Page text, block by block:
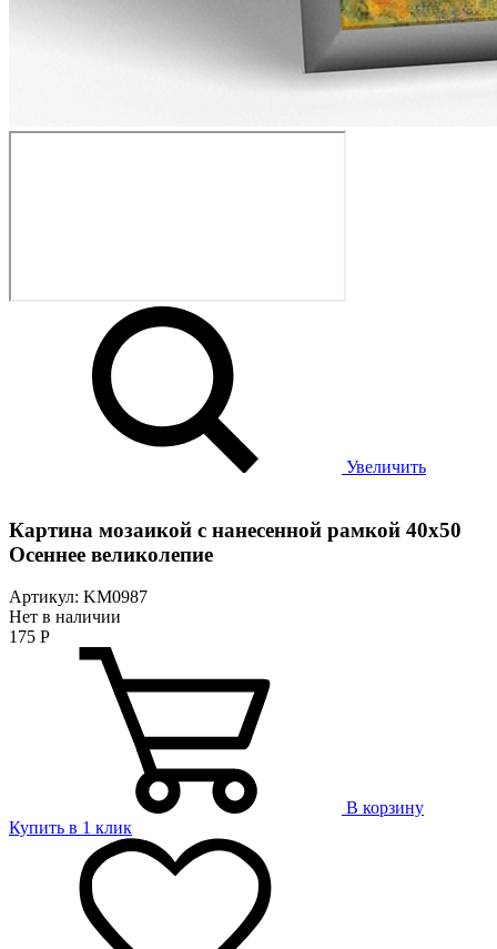
Увеличить
Картина мозаикой с нанесенной рамкой 40х50
Осеннее великолепие
Артикул: KM0987
Нет в наличии
175 Р
В корзину
Купить в 1 клик